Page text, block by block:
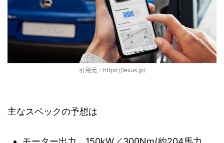
引用元： https://lexus.jp/
主なスペックの予想は